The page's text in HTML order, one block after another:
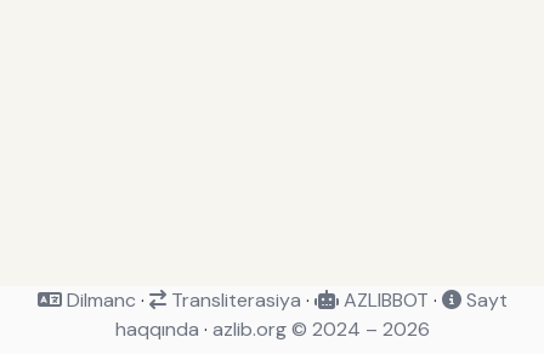
Dilmanc · Transliterasiya · AZLIBBOT ·
Sayt
haqqında · azlib.org © 2024 – 2026